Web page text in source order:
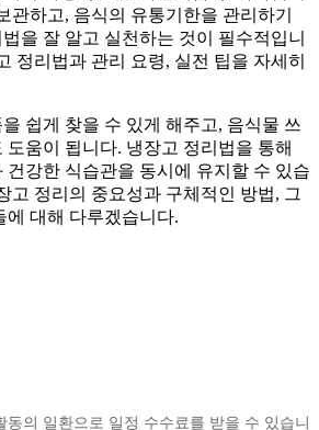
관하고, 음식의 유통기한을 관리하기
을 잘 알고 실천하는 것이 필수적입니
정리법과 관리 요령, 실전 팁을 자세히
쉽게 찾을 수 있게 해주고, 음식물 쓰
도움이 됩니다. 냉장고 정리법을 통해
건강한 식습관을 동시에 유지할 수 있습
고 정리의 중요성과 구체적인 방법, 그
에 대해 다루겠습니다.
동의 일환으로 일정 수수료를 받을 수 있습니